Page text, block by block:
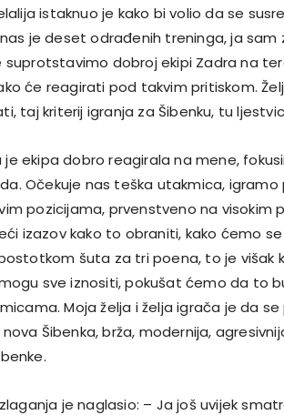
istaknuo je kako bi volio da se
je deset odrađenih treninga, ja sam
suprotstavimo dobroj ekipi Zadra na
će reagirati pod takvim pritiskom.
taj kriterij igranja za Šibenku, tu
ekipa dobro reagirala na mene,
Očekuje nas teška utakmica, igramo
pozicijama, prvenstveno na visokim
izazov kako to obraniti, kako ćemo
šuta za tri poena, to je višak
sve iznositi, pokušat ćemo da to
Moja želja i želja igrača je da
Šibenka, brža, modernija,
je naglasio: – Ja još uvijek